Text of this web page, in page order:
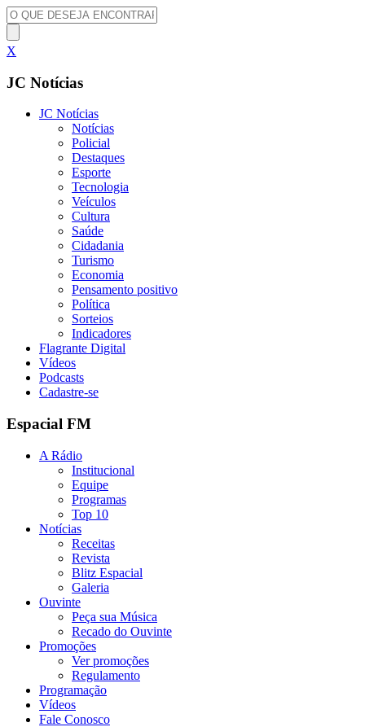
X
JC Notícias
JC Notícias
Notícias
Policial
Destaques
Esporte
Tecnologia
Veículos
Cultura
Saúde
Cidadania
Turismo
Economia
Pensamento positivo
Política
Sorteios
Indicadores
Flagrante Digital
Vídeos
Podcasts
Cadastre-se
Espacial FM
A Rádio
Institucional
Equipe
Programas
Top 10
Notícias
Receitas
Revista
Blitz Espacial
Galeria
Ouvinte
Peça sua Música
Recado do Ouvinte
Promoções
Ver promoções
Regulamento
Programação
Vídeos
Fale Conosco